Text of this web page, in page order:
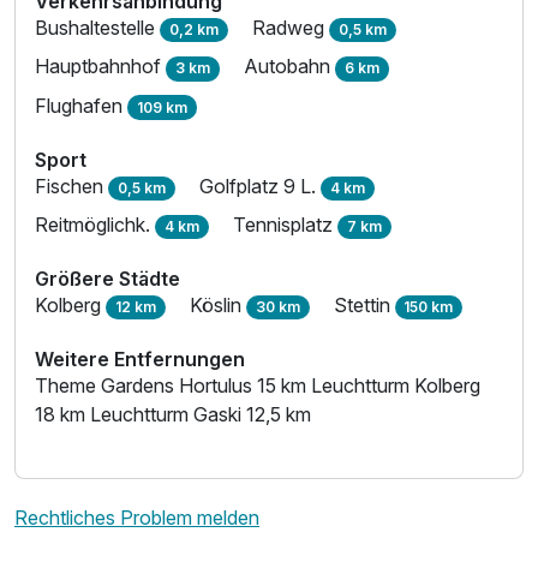
Bushaltestelle 0,2 km Radweg 0,5 km
Hauptbahnhof 3 km Autobahn 6 km
Flughafen 109 km
Sport
Fischen 0,5 km Golfplatz 9 L. 4 km
Reitmöglichk. 4 km Tennisplatz 7 km
Größere Städte
Kolberg 12 km Köslin 30 km Stettin 150 km
Weitere Entfernungen
Theme Gardens Hortulus 15 km Leuchtturm Kolberg
18 km Leuchtturm Gaski 12,5 km
Rechtliches Problem melden